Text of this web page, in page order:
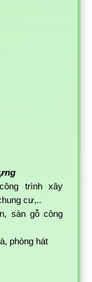
trình xây
cư,..
sàn gỗ công
phòng hát